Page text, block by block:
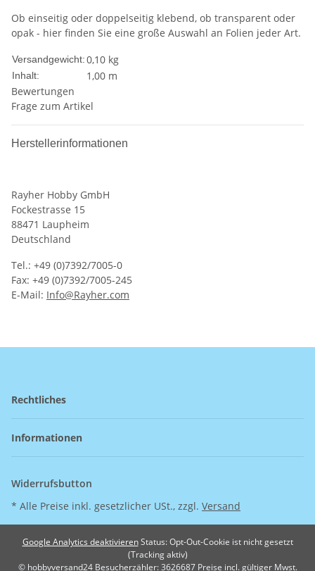
Ob einseitig oder doppelseitig klebend, ob transparent oder
opak - hier finden Sie eine große Auswahl an Folien jeder Art.
Versandgewicht:0,10 kg
Inhalt:
1,00 m
Bewertungen
Frage zum Artikel
Herstellerinformationen
Rayher Hobby GmbH
Fockestrasse 15
88471 Laupheim
Deutschland
Tel.: +49 (0)7392/7005-0
Fax: +49 (0)7392/7005-245
E-Mail: Info@Rayher.com
Rechtliches
Informationen
Widerrufsbutton
* Alle Preise inkl. gesetzlicher USt., zzgl. Versand
Google Analytics deaktivieren Status: Opt-Out-Cookie ist nicht gesetzt
(Tracking aktiv)
© hobbyversand24Besucherzähler: 3626687 Preise incl. gültiger Mwst.